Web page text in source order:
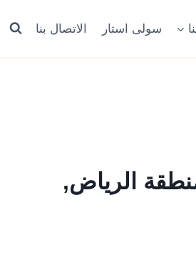
سولى استار الاتصال بنا
الرياض,